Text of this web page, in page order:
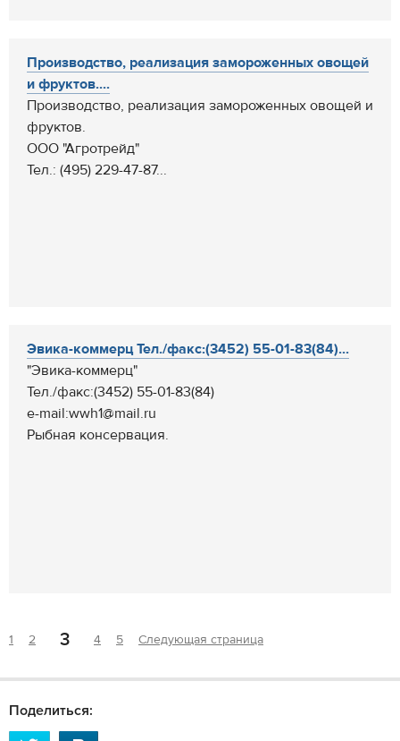
Производство, реализация замороженных овощей
и фруктов....
Производство, реализация замороженных овощей и
фруктов.
ООО "Агротрейд"
Тел.: (495) 229-47-87...
Эвика-коммерц Тел./факс:(3452) 55-01-83(84)...
"Эвика-коммерц"
Тел./факс:(3452) 55-01-83(84)
e-mail:wwh1@mail.ru
Рыбная консервация.
1 2 3 4 5 Следующая страница
Поделиться: